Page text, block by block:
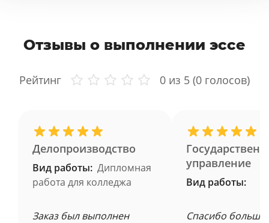
Отзывы о выполнении эссе
Рейтинг 0 из 5 (0 голосов)
Делопроизводство
Вид работы: Дипломная
работа для колледжа
Заказ был выполнен
управление
Вид работы:
Спасибо